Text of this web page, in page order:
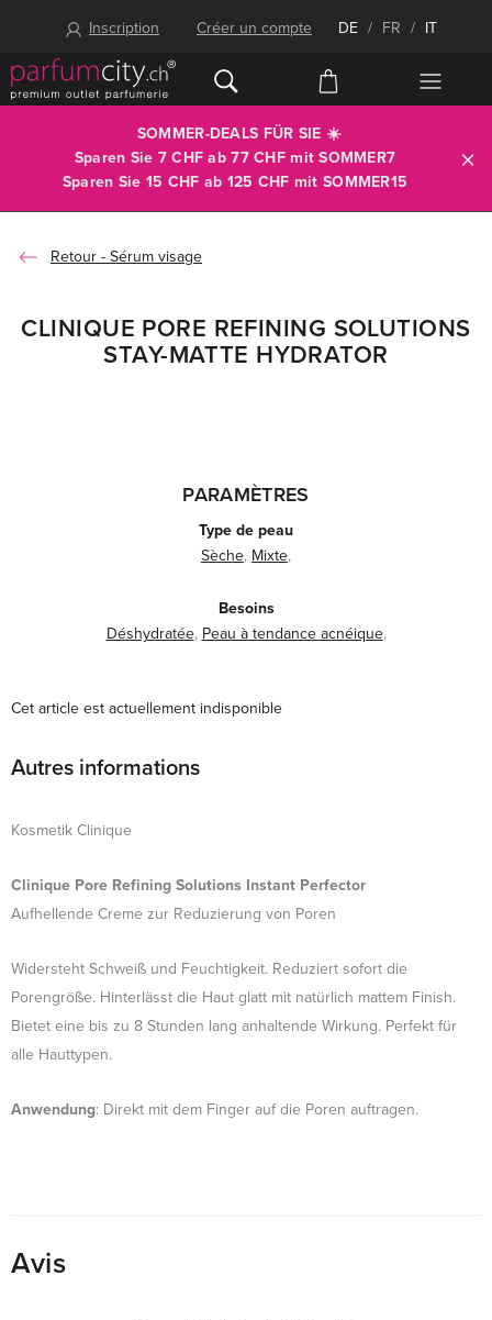
Inscription Créer un compte DE / FR / IT
SOMMER-DEALS FÜR SIE ☀️
Sparen Sie 7 CHF ab 77 CHF mitSOMMER7
Sparen Sie 15 CHF ab 125 CHF mit SOMMER15
Sérum visage
CLINIQUE PORE REFINING SOLUTIONS
STAY-MATTE HYDRATOR
PARAMÈTRES
Type de peau
Sèche, Mixte,
Besoins
Déshydratée, Peau à tendance acnéique,
Cet article est actuellement indisponible
Autres informations
Kosmetik Clinique
Clinique Pore Refining Solutions Instant Perfector
Aufhellende Creme zur Reduzierung von Poren
Widersteht Schweiß und Feuchtigkeit. Reduziert sofort die
Porengröße. Hinterlässt die Haut glatt mit natürlich mattem Finish.
Bietet eine bis zu 8 Stunden lang anhaltende Wirkung. Perfekt für
alle Hauttypen.
Anwendung: Direkt mit dem Finger auf die Poren auftragen.
Avis